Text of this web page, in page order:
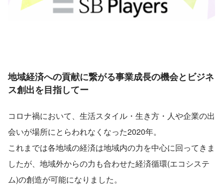
地域経済への貢献に繋がる事業成長の機会とビジネ
ス創出を目指してー
コロナ禍において、生活スタイル・生き方・人や企業の出
会いが場所にとらわれなくなった2020年。
これまでは各地域の経済は地域内の力を中心に回ってきま
したが、地域外からの力も合わせた経済循環(エコシステ
ム)の創造が可能になりました。